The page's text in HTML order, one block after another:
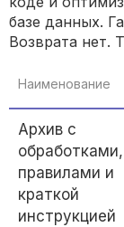
базе данных.
Возврата нет.
Наименование
Архив с
обработками,
правилами и
краткой
инструкцией